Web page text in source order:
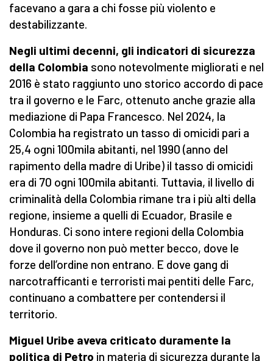
facevano a gara a chi fosse più violento e
destabilizzante.
Negli ultimi decenni, gli indicatori di sicurezza
della Colombia sono notevolmente migliorati e nel
2016 è stato raggiunto uno storico accordo di pace
tra il governo e le Farc, ottenuto anche grazie alla
mediazione di Papa Francesco. Nel 2024, la
Colombia ha registrato un tasso di omicidi pari a
25,4 ogni 100mila abitanti, nel 1990 (anno del
rapimento della madre di Uribe) il tasso di omicidi
era di 70 ogni 100mila abitanti. Tuttavia, il livello di
criminalità della Colombia rimane tra i più alti della
regione, insieme a quelli di Ecuador, Brasile e
Honduras. Ci sono intere regioni della Colombia
dove il governo non può metter becco, dove le
forze dell’ordine non entrano. E dove gang di
narcotrafficanti e terroristi mai pentiti delle Farc,
continuano a combattere per contendersi il
territorio.
Miguel Uribe aveva criticato duramente la
politica di Petro in materia di sicurezza durante la